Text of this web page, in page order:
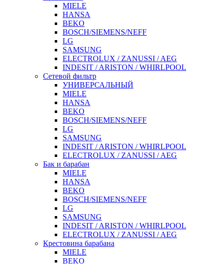
MIELE
HANSA
BEKO
BOSCH/SIEMENS/NEFF
LG
SAMSUNG
ELECTROLUX / ZANUSSI / AEG
INDESIT / ARISTON / WHIRLPOOL
Сетевой фильтр
УНИВЕРСАЛЬНЫЙ
MIELE
HANSA
BEKO
BOSCH/SIEMENS/NEFF
LG
SAMSUNG
INDESIT / ARISTON / WHIRLPOOL
ELECTROLUX / ZANUSSI / AEG
Бак и барабан
MIELE
HANSA
BEKO
BOSCH/SIEMENS/NEFF
LG
SAMSUNG
INDESIT / ARISTON / WHIRLPOOL
ELECTROLUX / ZANUSSI / AEG
Крестовина барабана
MIELE
BEKO